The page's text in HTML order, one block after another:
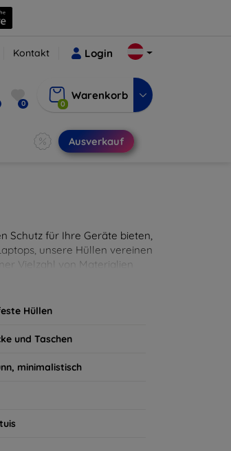
Kontakt Login
0 0
Warenkorb
Ausverkauf
Schutz für Ihre Geräte bieten,
unsere Hüllen vereinen
Vielzahl von Materialien
Hüllen
und Taschen
minimalistisch